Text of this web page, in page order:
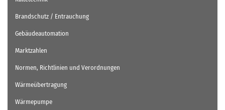
Brandschutz / Entrauchung
Gebäudeautomation
Marktzahlen
Normen, Richtlinien und Verordnungen
Wärmeübertragung
Wärmepumpe